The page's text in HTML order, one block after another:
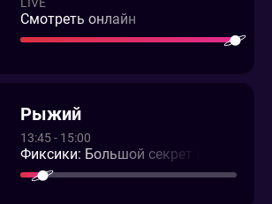
Смотреть онлайн
Рыжий
13:45 - 15:00
Фиксики: Большой секрет (12+)